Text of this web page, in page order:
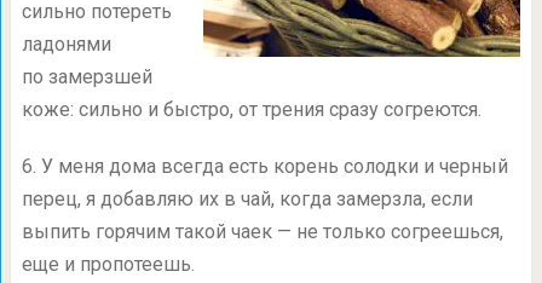
сильно потереть
ладонями
по замерзшей
коже: сильно и быстро, от трения сразу согреются.
6. У меня дома всегда есть корень солодки и черный
перец, я добавляю их в чай, когда замерзла, если
выпить горячим такой чаек — не только согреешься,
еще и пропотеешь.